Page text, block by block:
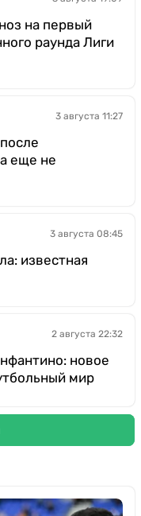
на первый
раунда Лиги
3 августа 11:27
еще не
3 августа 08:45
известная
2 августа 22:32
новое
мир